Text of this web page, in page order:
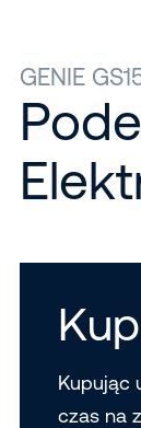
GENIE
Kupując
czas na